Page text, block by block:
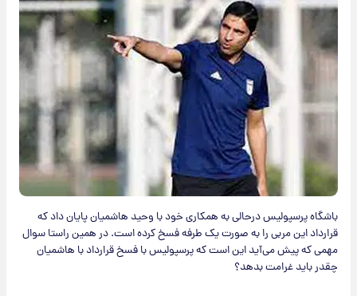
باشگاه پرسپولیس درحالی به همکاری خود با وحید هاشمیان پایان داد که
قرارداد این مربی را به صورت یک طرفه فسخ کرده است. در همین راستا سوال
مهمی که پیش می‌آید این است که پرسپولیس با فسخ قرارداد با هاشمیان
چقدر باید غرامت بدهد؟